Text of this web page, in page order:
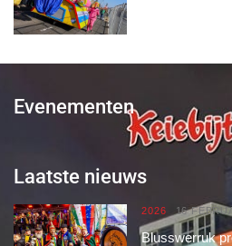
Evenementen
Laatste nieuws
2026 16
Blusswerruk